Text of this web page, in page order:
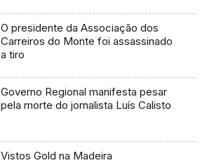
O presidente da Associação dos
Carreiros do Monte foi assassinado
a tiro
Governo Regional manifesta pesar
pela morte do jornalista Luís Calisto
Vistos Gold na Madeira